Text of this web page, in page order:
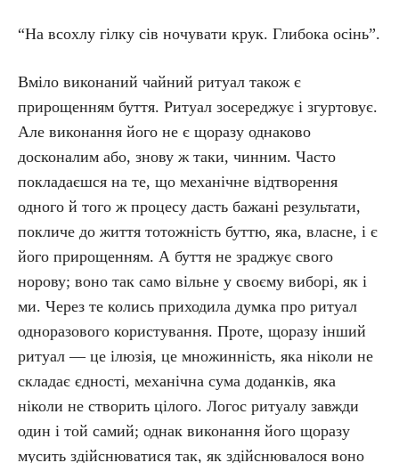
“На всохлу гілку сів ночувати крук. Глибока осінь”.
Вміло виконаний чайний ритуал також є
прирощенням буття. Ритуал зосереджує і згуртовує.
Але виконання його не є щоразу однаково
досконалим або, знову ж таки, чинним. Часто
покладаєшся на те, що механічне відтворення
одного й того ж процесу дасть бажані результати,
покличе до життя тотожність буттю, яка, власне, і є
його прирощенням. А буття не зраджує свого
норову; воно так само вільне у своєму виборі, як і
ми. Через те колись приходила думка про ритуал
одноразового користування. Проте, щоразу інший
ритуал — це ілюзія, це множинність, яка ніколи не
складає єдності, механічна сума доданків, яка
ніколи не створить цілого. Логос ритуалу завжди
один і той самий; однак виконання його щоразу
мусить здійснюватися так, як здійснювалося воно